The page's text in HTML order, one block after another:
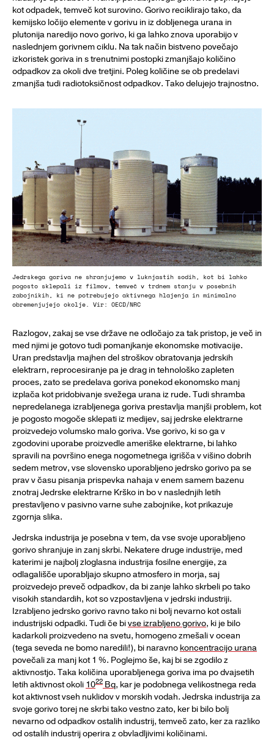
kot odpadek, temveč kot surovino. Gorivo reciklirajo tako, da
kemijsko ločijo elemente v gorivu in iz dobljenega urana in
plutonija naredijo novo gorivo, ki ga lahko znova uporabijo v
naslednjem gorivnem ciklu. Na tak način bistveno povečajo
izkoristek goriva in s trenutnimi postopki zmanjšajo količino
odpadkov za okoli dve tretjini. Poleg količine se ob predelavi
zmanjša tudi radiotoksičnost odpadkov. Tako delujejo trajnostno.
Jedrskega goriva ne shranjujemo v luknjastih sodih, kot bi lahko
pogosto sklepali iz filmov, temveč v trdnem stanju v posebnih
zabojnikih, ki ne potrebujejo aktivnega hlajenja in minimalno
obremenjujejo okolje. Vir: OECD/NRC
Razlogov, zakaj se vse države ne odločajo za tak pristop, je več in
med njimi je gotovo tudi pomanjkanje ekonomske motivacije.
Uran predstavlja majhen del stroškov obratovanja jedrskih
elektrarn, reprocesiranje pa je drag in tehnološko zapleten
proces, zato se predelava goriva ponekod ekonomsko manj
izplača kot pridobivanje svežega urana iz rude. Tudi shramba
nepredelanega izrabljenega goriva prestavlja manjši problem, kot
je pogosto mogoče sklepati iz medijev, saj jedrske elektrarne
proizvedejo volumsko malo goriva. Vse gorivo, ki so ga v
zgodovini uporabe proizvedle ameriške elektrarne, bi lahko
spravili na površino enega nogometnega igrišča v višino dobrih
sedem metrov, vse slovensko uporabljeno jedrsko gorivo pa se
prav v času pisanja prispevka nahaja v enem samem bazenu
znotraj Jedrske elektrarne Krško in bo v naslednjih letih
prestavljeno v pasivno varne suhe zabojnike, kot prikazuje
zgornja slika.
Jedrska industrija je posebna v tem, da vse svoje uporabljeno
gorivo shranjuje in zanj skrbi. Nekatere druge industrije, med
katerimi je najbolj zloglasna industrija fosilne energije, za
odlagališče uporabljajo skupno atmosfero in morja, saj
proizvedejo preveč odpadkov, da bi zanje lahko skrbeli po tako
visokih standardih, kot so vzpostavljena v jedrski industriji.
Izrabljeno jedrsko gorivo ravno tako ni bolj nevarno kot ostali
industrijski odpadki. Tudi če bivse izrabljeno gorivo, ki je bilo
kadarkoli proizvedeno na svetu, homogeno zmešali v ocean
(tega seveda ne bomo naredili!), bi naravno koncentracijo urana
povečali za manj kot 1 %. Poglejmo še, kaj bi se zgodilo z
aktivnostjo. Taka količina uporabljenega goriva ima po dvajsetih
letih aktivnost okoli 1022 Bq, kar je podobnega velikostnega reda
kot aktivnost vseh nuklidov v morskih vodah. Jedrska industrija za
svoje gorivo torej ne skrbi tako vestno zato, ker bi bilo bolj
nevarno od odpadkov ostalih industrij, temveč zato, ker za razliko
od ostalih industrij operira z obvladljivimi količinami.